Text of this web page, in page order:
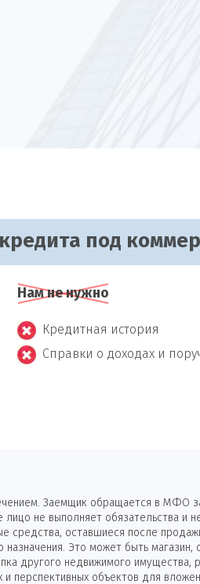
под
Нам не нужно
Кредитная история
Справки о доходах и
Заемщик обращается в МФО
не выполняет обязательства
средства, оставшиеся после
Это может быть
другого недвижимого имущества,
перспективных объектов для